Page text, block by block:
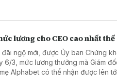
lương cho CEO cao nhất
ngộ mới, được Ủy ban Chứng
6/3, mức lương thưởng mà Giám
Alphabet có thể nhận được lên